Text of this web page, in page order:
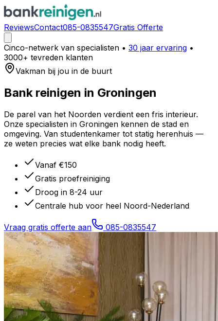
ReviewsContact085-0835547Gratis Offerte
Cinco-netwerk van specialisten • 30 jaar ervaring •
3000+ tevreden klanten
Vakman bij jou in de buurt
Bank reinigen in Groningen
De parel van het Noorden verdient een fris interieur.
Onze specialisten in Groningen kennen de stad en
omgeving. Van studentenkamer tot statig herenhuis —
ze weten precies wat elke bank nodig heeft.
Vanaf €150
Gratis proefreiniging
Droog in 8-24 uur
Centrale hub voor heel Noord-Nederland
Vraag gratis offerte aan 085-0835547